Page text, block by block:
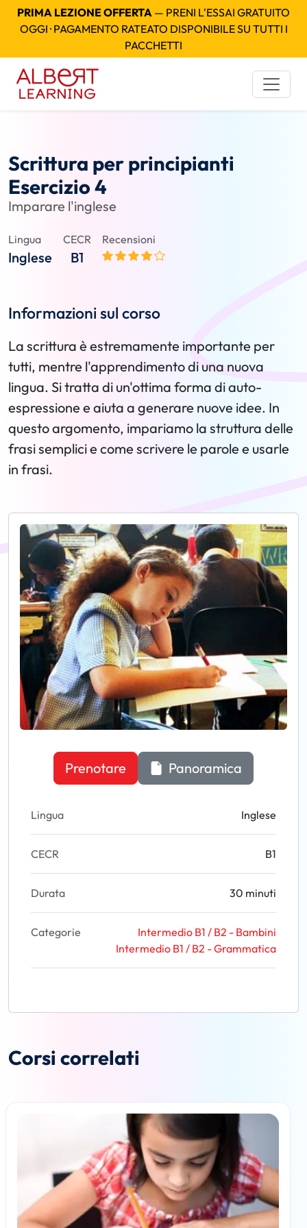
PRIMA LEZIONE OFFERTA — PRENI L'ESSAI GRATUITO
OGGI · PAGAMENTO RATEATO DISPONIBILE SU TUTTI I
PACCHETTI
Scrittura per principianti
Esercizio 4
Imparare l'inglese
Lingua
Inglese
CECR
B1
Recensioni
Informazioni sul corso
La scrittura è estremamente importante per
tutti, mentre l'apprendimento di una nuova
lingua. Si tratta di un'ottima forma di auto-
espressione e aiuta a generare nuove idee. In
questo argomento, impariamo la struttura delle
frasi semplici e come scrivere le parole e usarle
in frasi.
Prenotare Panoramica
Lingua Inglese
CECR B1
Durata 30 minuti
Categorie
Intermedio B1 / B2 - Bambini
Intermedio B1 / B2 - Grammatica
Corsi correlati